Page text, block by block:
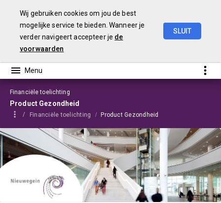
Wij gebruiken cookies om jou de best
mogelijke service te bieden. Wanneer je
verder navigeert accepteer je de
voorwaarden
SLUIT
Financiële toelichting
Product Gezondheid
Financiële toelichting Product Gezondheid